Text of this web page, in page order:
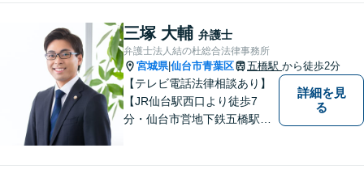
お話に来ていただいて大丈夫
です。解決のためのお手伝い
をいたしますので、悩んでい
らっしゃることをお聞かせく
ださい。
三塚 大輔 弁護士
弁護士法人結の杜総合法律事務所
宮城県|仙台市青葉区 五橋駅 から徒歩2分
【テレビ電話法律相談あり】
【JR仙台駅西口より徒歩7
分・仙台市営地下鉄五橋駅北4
詳細を見
る